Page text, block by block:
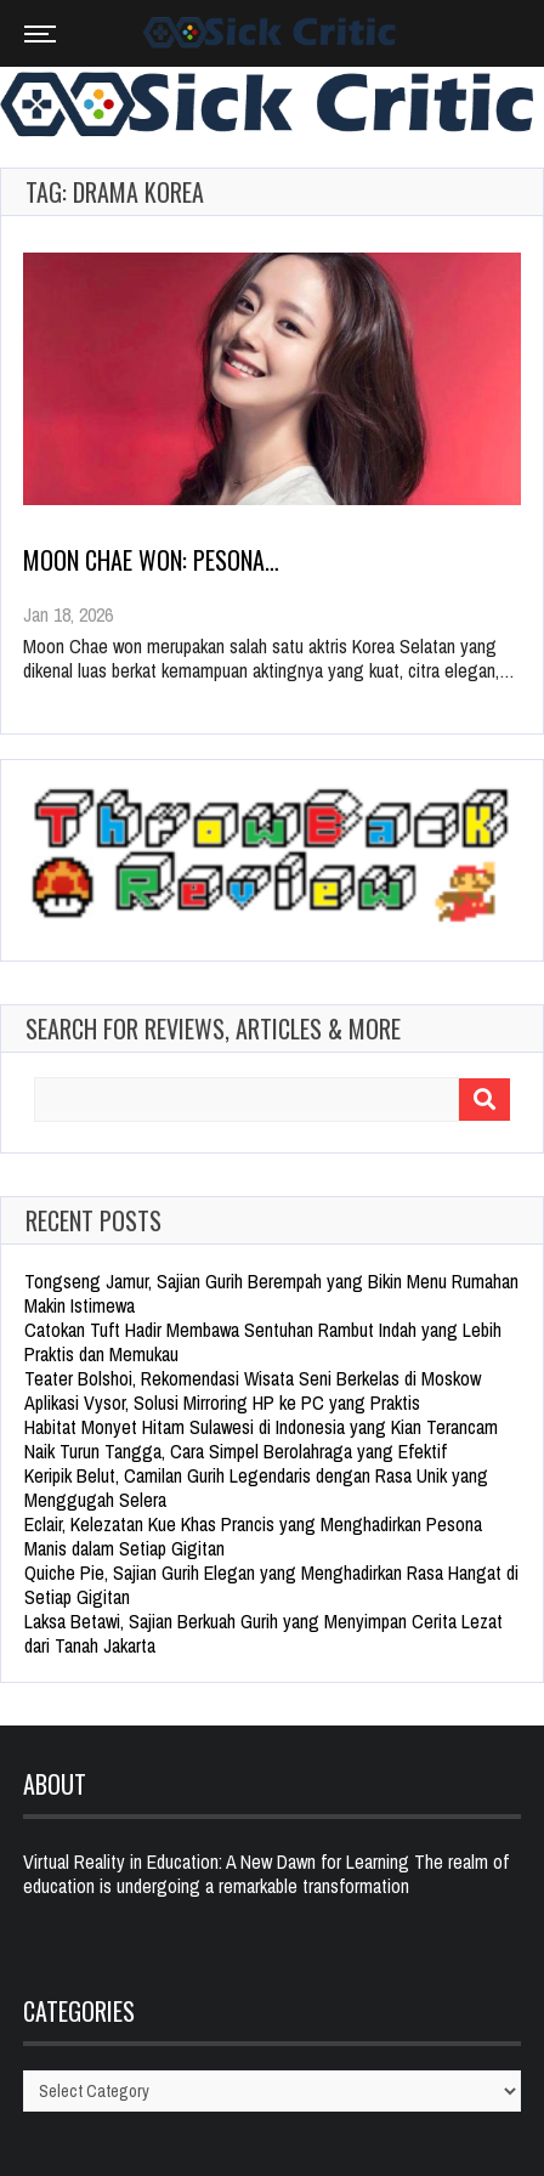
TAG: DRAMA KOREA
MOON CHAE WON: PESONA…
Jan 18, 2026
Moon Chae won merupakan salah satu aktris Korea Selatan yang
dikenal luas berkat kemampuan aktingnya yang kuat, citra elegan,…
SEARCH FOR REVIEWS, ARTICLES & MORE
RECENT POSTS
Tongseng Jamur, Sajian Gurih Berempah yang Bikin Menu Rumahan
Makin Istimewa
Catokan Tuft Hadir Membawa Sentuhan Rambut Indah yang Lebih
Praktis dan Memukau
Teater Bolshoi, Rekomendasi Wisata Seni Berkelas di Moskow
Aplikasi Vysor, Solusi Mirroring HP ke PC yang Praktis
Habitat Monyet Hitam Sulawesi di Indonesia yang Kian Terancam
Naik Turun Tangga, Cara Simpel Berolahraga yang Efektif
Keripik Belut, Camilan Gurih Legendaris dengan Rasa Unik yang
Menggugah Selera
Eclair, Kelezatan Kue Khas Prancis yang Menghadirkan Pesona
Manis dalam Setiap Gigitan
Quiche Pie, Sajian Gurih Elegan yang Menghadirkan Rasa Hangat di
Setiap Gigitan
Laksa Betawi, Sajian Berkuah Gurih yang Menyimpan Cerita Lezat
dari Tanah Jakarta
ABOUT
Virtual Reality in Education: A New Dawn for Learning The realm of
education is undergoing a remarkable transformation
CATEGORIES
Categories